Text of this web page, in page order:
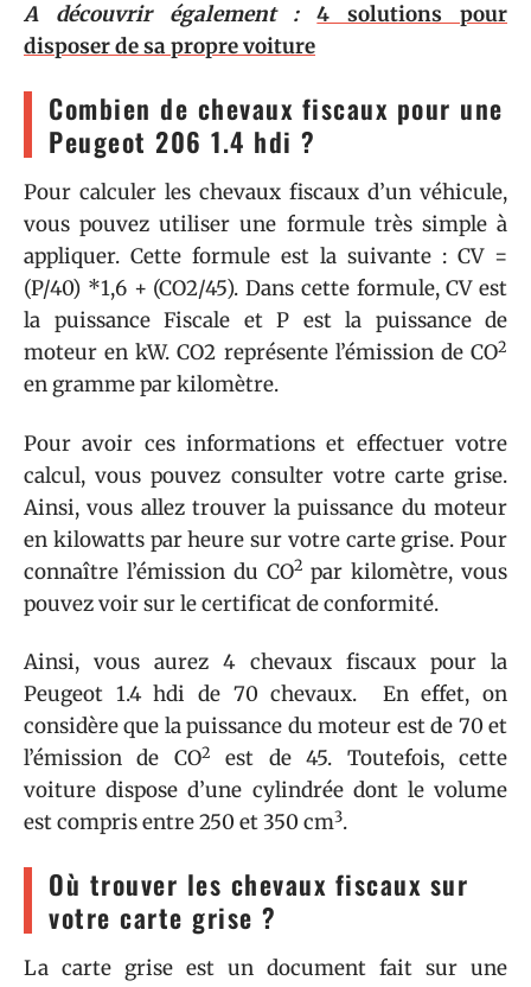
A découvrir également :
4 solutions pour
disposer de sa propre voiture
Combien de chevaux fiscaux pour une
Peugeot 206 1.4 hdi ?
Pour calculer les chevaux fiscaux d’un véhicule,
vous pouvez utiliser une formule très simple à
appliquer. Cette formule est la suivante : CV =
(P/40) *1,6 + (CO2/45). Dans cette formule, CV est
la puissance Fiscale et P est la puissance de
moteur en kW. CO2 représente l’émission de CO2
en gramme par kilomètre.
Pour avoir ces informations et effectuer votre
calcul, vous pouvez consulter votre carte grise.
Ainsi, vous allez trouver la puissance du moteur
en kilowatts par heure sur votre carte grise. Pour
connaître l’émission du CO2 par kilomètre, vous
pouvez voir sur le certificat de conformité.
Ainsi, vous aurez 4 chevaux fiscaux pour la
Peugeot 1.4 hdi de 70 chevaux. En effet, on
considère que la puissance du moteur est de 70 et
l’émission de CO2
est de 45. Toutefois, cette
voiture dispose d’une cylindrée dont le volume
est compris entre 250 et 350 cm3.
Où trouver les chevaux fiscaux sur
votre carte grise ?
La carte grise est un document fait sur une